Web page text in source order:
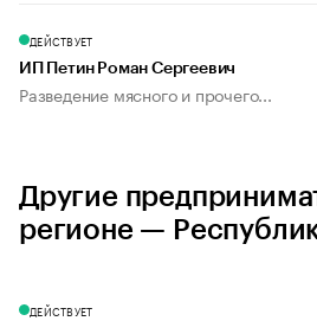
ДЕЙСТВУЕТ
ИП Петин Роман Сергеевич
Разведение мясного и прочего...
Другие
регионе —
ДЕЙСТВУЕТ